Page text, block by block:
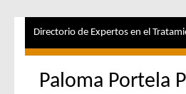
Directorio de Expertos en el
Paloma Portela